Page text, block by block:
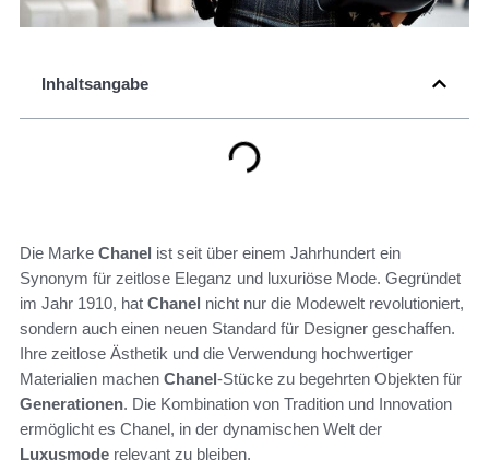
Inhaltsangabe
Die Marke Chanel ist seit über einem Jahrhundert ein
Synonym für zeitlose Eleganz und luxuriöse Mode. Gegründet
im Jahr 1910, hat Chanel nicht nur die Modewelt revolutioniert,
sondern auch einen neuen Standard für Designer geschaffen.
Ihre zeitlose Ästhetik und die Verwendung hochwertiger
Materialien machen Chanel-Stücke zu begehrten Objekten für
Generationen. Die Kombination von Tradition und Innovation
ermöglicht es Chanel, in der dynamischen Welt der
Luxusmode relevant zu bleiben.